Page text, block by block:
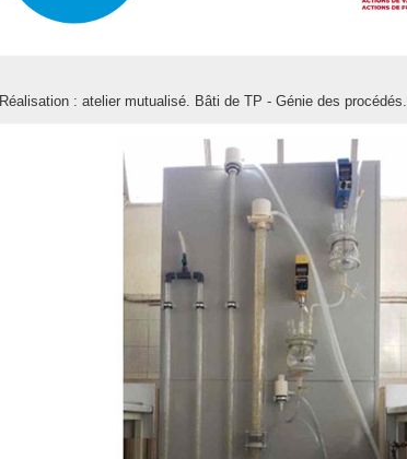
Réalisation : atelier mutualisé. Bâti de TP - Génie des procédés.